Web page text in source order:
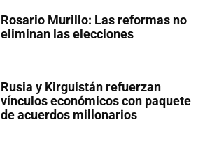
Rosario Murillo: Las reformas no
eliminan las elecciones
Rusia y Kirguistán refuerzan
vínculos económicos con paquete
de acuerdos millonarios